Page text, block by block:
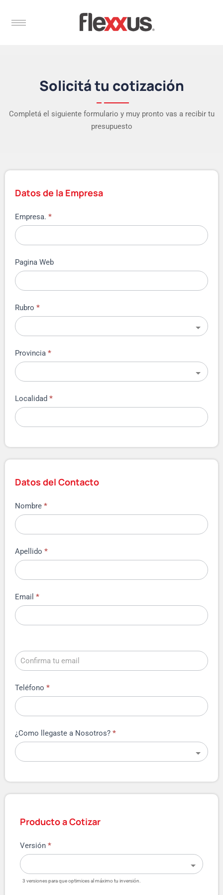
Solicitá tu cotización
Completá el siguiente formulario y muy pronto vas a recibir tu
presupuesto
Datos de la Empresa
Empresa. *
Pagina Web
Rubro *
Provincia *
Localidad *
Datos del Contacto
Nombre *
Apellido *
Email *
Teléfono *
¿Como llegaste a Nosotros? *
Producto a Cotizar
Versión *
3 versiones para que optimices al máximo tu inversión.